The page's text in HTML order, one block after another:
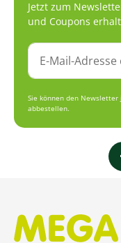
Jetzt zum
und Coupons
Sie können den
abbestellen.